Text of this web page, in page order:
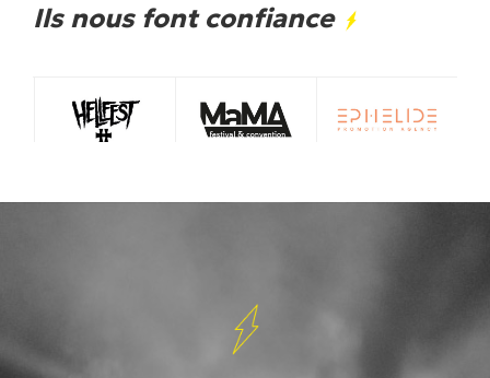
Ils nous font confiance